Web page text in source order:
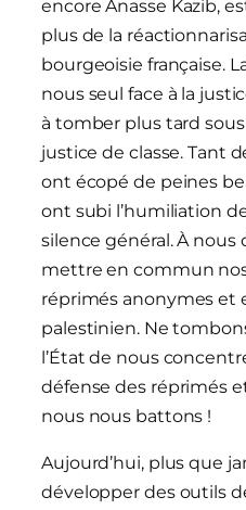
encore Anasse Kazib,
plus de la
bourgeoisie française.
nous seul face à la
à tomber plus tard
justice de classe. Tant
ont écopé de peines
ont subi l’humiliation
silence général. À nous
mettre en commun
réprimés anonymes et
palestinien. Ne
l’État de nous
défense des réprimés
nous nous battons !
Aujourd’hui, plus que
développer des outils